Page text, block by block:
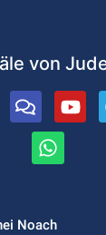
von
Noach